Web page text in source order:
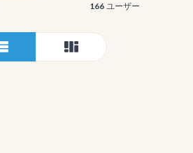
166 ユーザー